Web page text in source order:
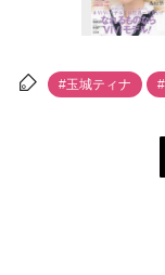
#玉城ティナ